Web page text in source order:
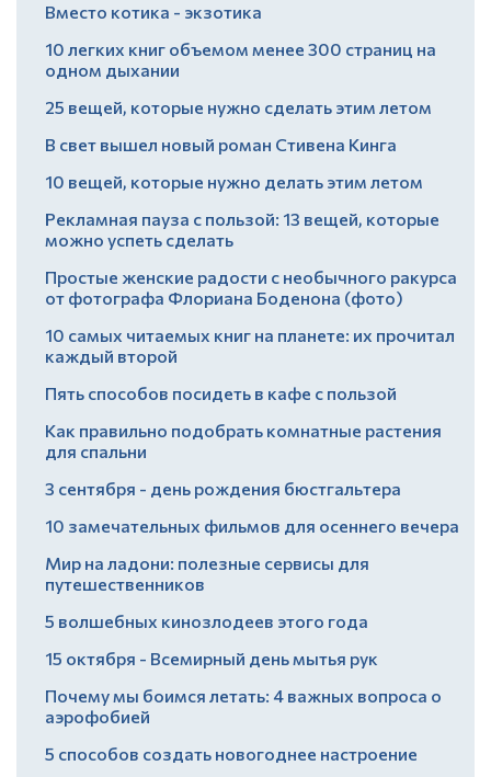
Вместо котика - экзотика
10 легких книг объемом менее 300 страниц на
одном дыхании
25 вещей, которые нужно сделать этим летом
В свет вышел новый роман Стивена Кинга
10 вещей, которые нужно делать этим летом
Рекламная пауза с пользой: 13 вещей, которые
можно успеть сделать
Простые женские радости с необычного ракурса
от фотографа Флориана Боденона (фото)
10 самых читаемых книг на планете: их прочитал
каждый второй
Пять способов посидеть в кафе с пользой
Как правильно подобрать комнатные растения
для спальни
3 сентября - день рождения бюстгальтера
10 замечательных фильмов для осеннего вечера
Мир на ладони: полезные сервисы для
путешественников
5 волшебных кинозлодеев этого года
15 октября - Всемирный день мытья рук
Почему мы боимся летать: 4 важных вопроса о
аэрофобией
5 способов создать новогоднее настроение